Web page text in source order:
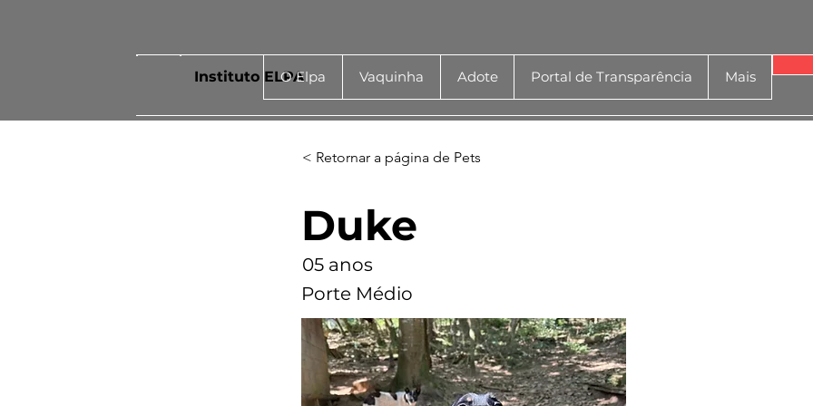
Instituto ELPAO Elpa Vaquinha Adote Portal de Transparência Mais
< Retornar a página de Pets
Duke
05 anos
Porte Médio